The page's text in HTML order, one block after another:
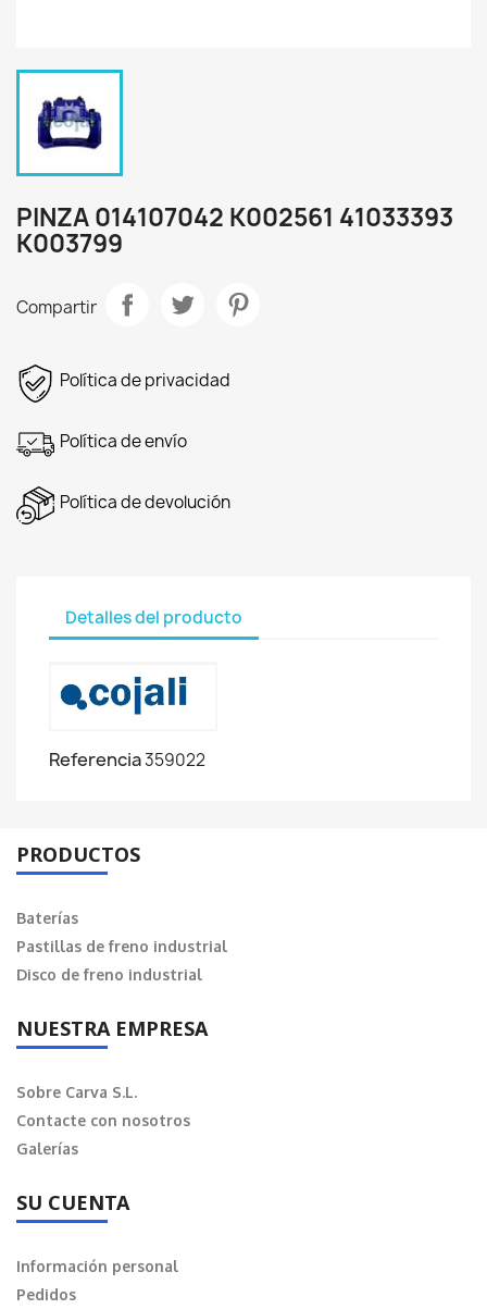
PINZA 014107042 K002561 41033393
K003799
Compartir
Política de privacidad
Política de envío
Política de devolución
Detalles del producto
Referencia359022
PRODUCTOS
Baterías
Pastillas de freno industrial
Disco de freno industrial
NUESTRA EMPRESA
Sobre Carva S.L.
Contacte con nosotros
Galerías
SU CUENTA
Información personal
Pedidos